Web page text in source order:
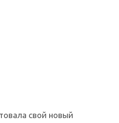
свой новый